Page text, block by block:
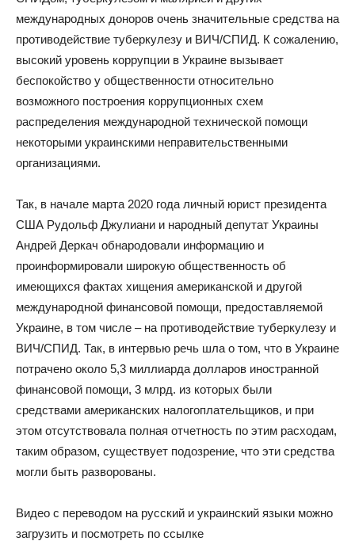
международных доноров очень значительные средства на
противодействие туберкулезу и ВИЧ/СПИД. К сожалению,
высокий уровень коррупции в Украине вызывает
беспокойство у общественности относительно
возможного построения коррупционных схем
распределения международной технической помощи
некоторыми украинскими неправительственными
организациями.
Так, в начале марта 2020 года личный юрист президента
США Рудольф Джулиани и народный депутат Украины
Андрей Деркач обнародовали информацию и
проинформировали широкую общественность об
имеющихся фактах хищения американской и другой
международной финансовой помощи, предоставляемой
Украине, в том числе – на противодействие туберкулезу и
ВИЧ/СПИД. Так, в интервью речь шла о том, что в Украине
потрачено около 5,3 миллиарда долларов иностранной
финансовой помощи, 3 млрд. из которых были
средствами американских налогоплательщиков, и при
этом отсутствовала полная отчетность по этим расходам,
таким образом, существует подозрение, что эти средства
могли быть разворованы.
Видео с переводом на русский и украинский языки можно
загрузить и посмотреть по ссылке